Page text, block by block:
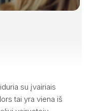
su įvairiais
tai yra viena iš